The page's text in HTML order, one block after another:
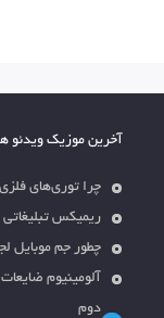
آخرین موزیک ویدئو
چرا توری‌های
ریمیکس
چطور جم موبایل
آلومینیوم
دوم